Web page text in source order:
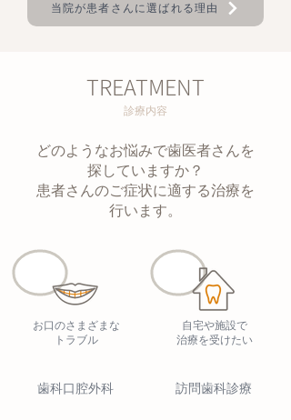
当院が患者さんに選ばれる理由
TREATMENT
診療内容
どのようなお悩みで歯医者さんを
探していますか？
患者さんのご症状に適する治療を
行います。
​お口のさまざまな
トラブル
歯科口腔外科
自宅や施設で
治療を受けたい
訪問歯科診療